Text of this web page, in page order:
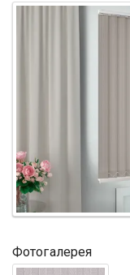
Фотогалерея